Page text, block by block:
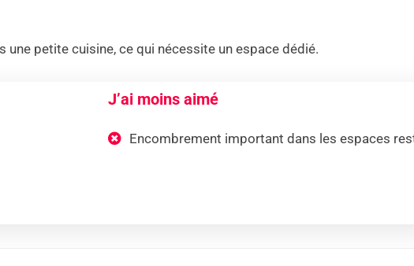
une petite cuisine, ce qui nécessite un espace dédié.
J’ai moins aimé
Encombrement important dans les espaces